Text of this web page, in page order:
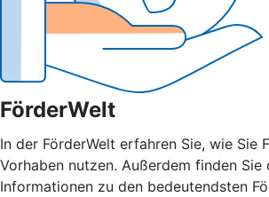
FörderWelt
In der FörderWelt erfahren Sie, wie Sie
Vorhaben nutzen. Außerdem finden
Informationen zu den bedeutendsten